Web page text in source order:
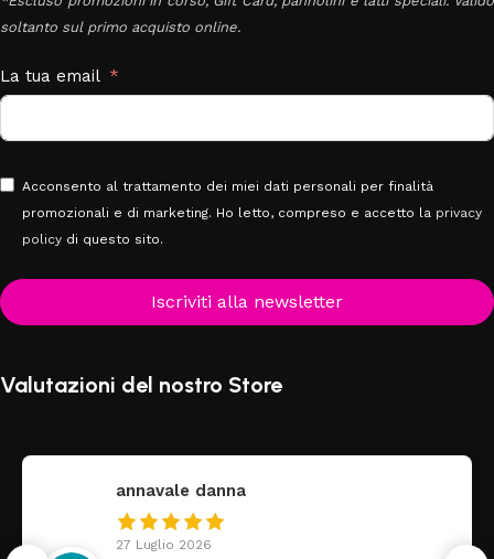
soltanto sul primo acquisto online.
La tua email
Acconsento al trattamento dei miei dati personali per finalità
promozionali e di marketing. Ho letto, compreso e accetto la privacy
policy di questo sito.
Iscriviti alla newsletter
Valutazioni del nostro Store
federica